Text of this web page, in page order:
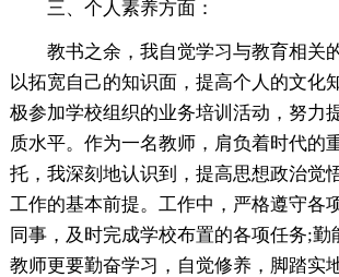
三、个人素养方面：
教书之余，我自觉学习与教育相关
以拓宽自己的知识面，提高个人的文化
极参加学校组织的业务培训活动，努力
质水平。作为一名教师，肩负着时代的
托，我深刻地认识到，提高思想政治觉
工作的基本前提。工作中，严格遵守各
同事，及时完成学校布置的各项任务;勤
教师更要勤奋学习，自觉修养，脚踏实